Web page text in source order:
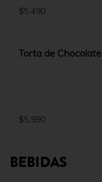
$5.490
Torta de Chocolate
$5.990
BEBIDAS